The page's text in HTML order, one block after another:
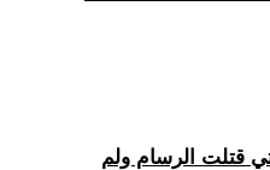
قتلت الرسام ولم